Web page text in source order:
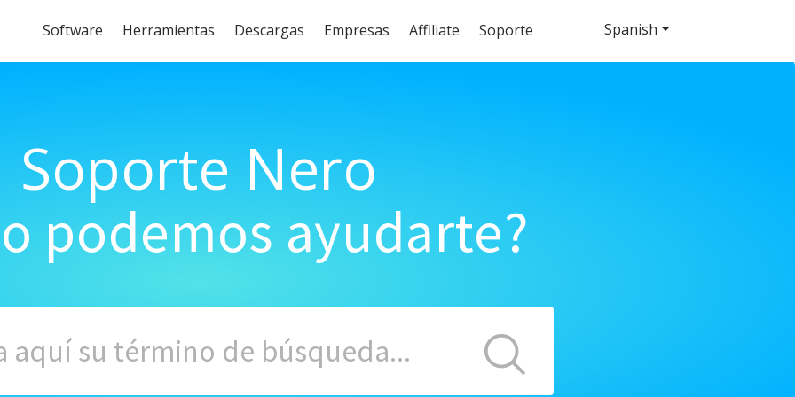
Software Herramientas Descargas Empresas Affiliate Soporte
Soporte Nero
podemos ayudarte?
Spanish